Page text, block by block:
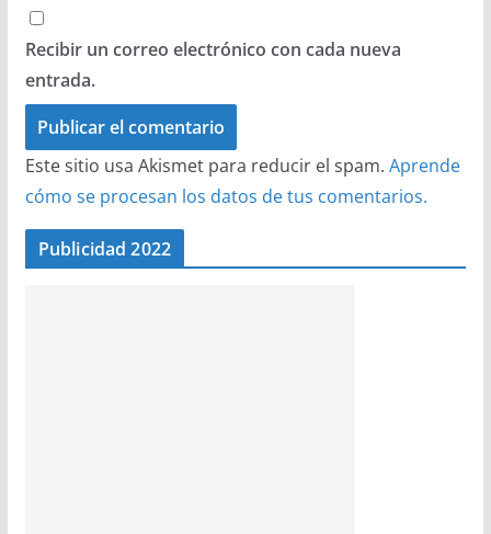
Recibir un correo electrónico con cada nueva
entrada.
Este sitio usa Akismet para reducir el spam. Aprende
cómo se procesan los datos de tus comentarios.
Publicidad 2022